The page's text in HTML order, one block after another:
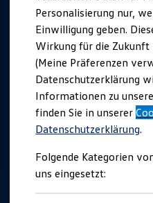
Master-
Jobs in
Absolventen
StartUp Direct
Volontariat
Berufserfahrene
Direkteinstieg
Jobs in der
Jobs in
Talentpool für
Arbeiten bei VW
Was uns ausmacht
Personalisierung nur,
Einwilligung geben.
Wirkung für die Zukunft
(Meine Präferenzen
Datenschutzerklärung
Informationen zu
finden Sie in unserer
Datenschutzerklärung.
Folgende Kategorien
uns eingesetzt: